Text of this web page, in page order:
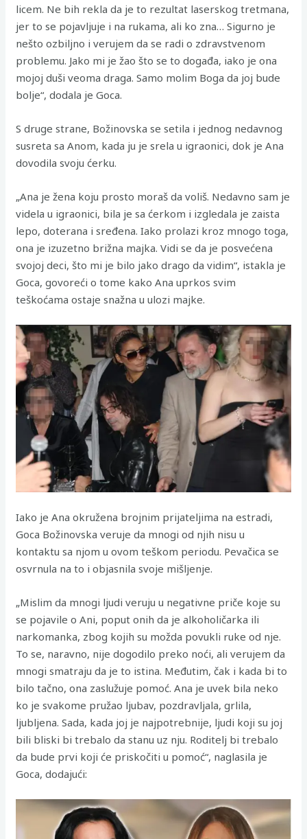
licem. Ne bih rekla da je to rezultat laserskog tretmana,
jer to se pojavljuje i na rukama, ali ko zna… Sigurno je
nešto ozbiljno i verujem da se radi o zdravstvenom
problemu. Jako mi je žao što se to događa, iako je ona
mojoj duši veoma draga. Samo molim Boga da joj bude
bolje“, dodala je Goca.
S druge strane, Božinovska se setila i jednog nedavnog
susreta sa Anom, kada ju je srela u igraonici, dok je Ana
dovodila svoju ćerku.
„Ana je žena koju prosto moraš da voliš. Nedavno sam je
videla u igraonici, bila je sa ćerkom i izgledala je zaista
lepo, doterana i sređena. Iako prolazi kroz mnogo toga,
ona je izuzetno brižna majka. Vidi se da je posvećena
svojoj deci, što mi je bilo jako drago da vidim“, istakla je
Goca, govoreći o tome kako Ana uprkos svim
teškoćama ostaje snažna u ulozi majke.
Iako je Ana okružena brojnim prijateljima na estradi,
Goca Božinovska veruje da mnogi od njih nisu u
kontaktu sa njom u ovom teškom periodu. Pevačica se
osvrnula na to i objasnila svoje mišljenje.
„Mislim da mnogi ljudi veruju u negativne priče koje su
se pojavile o Ani, poput onih da je alkoholičarka ili
narkomanka, zbog kojih su možda povukli ruke od nje.
To se, naravno, nije dogodilo preko noći, ali verujem da
mnogi smatraju da je to istina. Međutim, čak i kada bi to
bilo tačno, ona zaslužuje pomoć. Ana je uvek bila neko
ko je svakome pružao ljubav, pozdravljala, grlila,
ljubljena. Sada, kada joj je najpotrebnije, ljudi koji su joj
bili bliski bi trebalo da stanu uz nju. Roditelj bi trebalo
da bude prvi koji će priskočiti u pomoć“, naglasila je
Goca, dodajući: